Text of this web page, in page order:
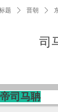
司马聃
司
题 ꄲ 晋朝 ꄲ